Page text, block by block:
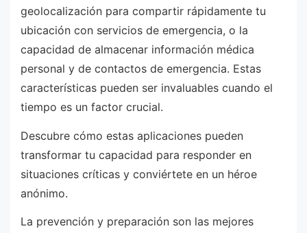
geolocalización para compartir rápidamente tu
ubicación con servicios de emergencia, o la
capacidad de almacenar información médica
personal y de contactos de emergencia. Estas
características pueden ser invaluables cuando el
tiempo es un factor crucial.
Descubre cómo estas aplicaciones pueden
transformar tu capacidad para responder en
situaciones críticas y conviértete en un héroe
anónimo.
La prevención y preparación son las mejores